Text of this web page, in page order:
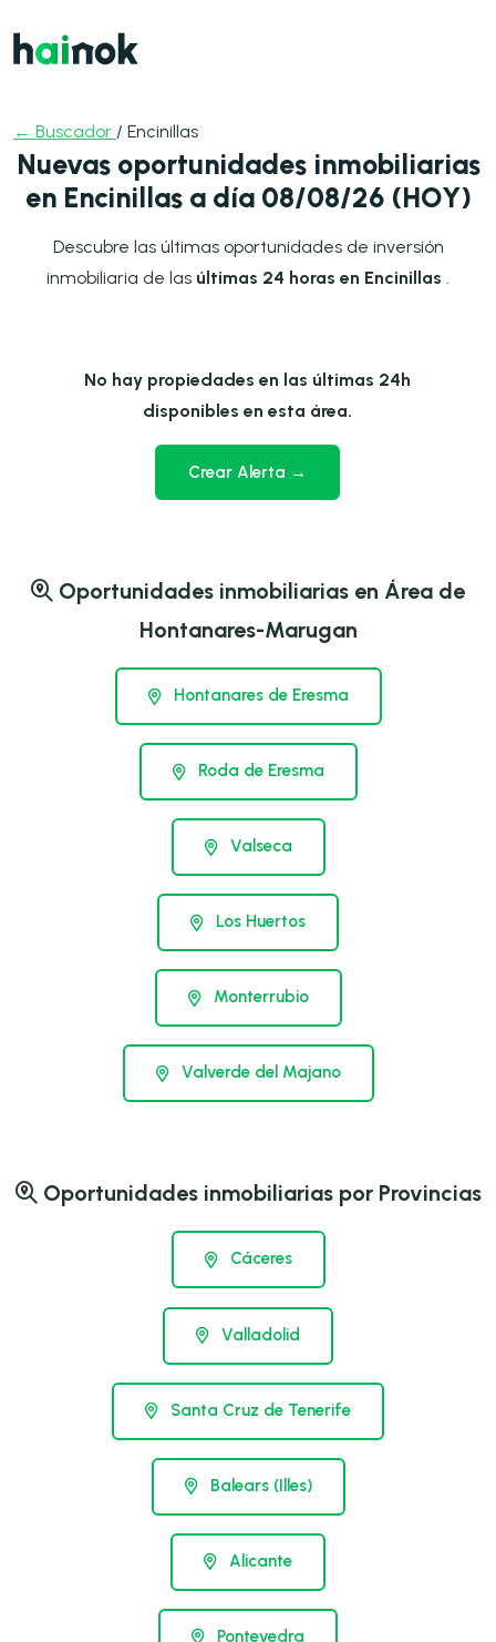
← Buscador / Encinillas
Nuevas oportunidades inmobiliarias
en Encinillas a día 08/08/26 (HOY)
Descubre las últimas oportunidades de inversión
inmobiliaria de las últimas 24 horas en Encinillas
No hay propiedades en las últimas 24h
disponibles en esta área.
Crear Alerta →
Oportunidades inmobiliarias en Área de
Hontanares-Marugan
Hontanares de Eresma
Roda de Eresma
Valseca
Los Huertos
Monterrubio
Valverde del Majano
Oportunidades inmobiliarias por Provincias
Cáceres
Valladolid
Santa Cruz de Tenerife
Balears (Illes)
Alicante
Pontevedra